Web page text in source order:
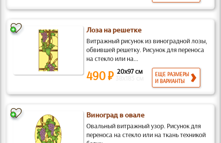
Лоза на решетке
Витражный рисунок из виноградной лозы,
обвившей решетку. Рисунок для переноса
на стекло или на...
490 ₽ 20x97 см
ЕЩЕ РАЗМЕРЫ
И ВАРИАНТЫ
Виноград в овале
Овальный витражный узор. Рисунок для
переноса на стекло или на ткань техникой